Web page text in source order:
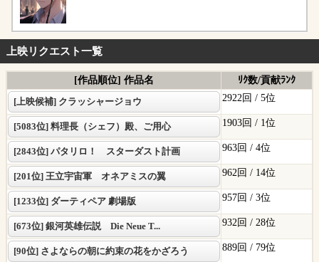
上映リクエスト一覧
[作品順位] 作品名
ﾘｸ数/貢献ﾗﾝｸ
[上映候補] クラッシャージョウ
2922回 / 5位
[5083位] 料理長（シェフ）殿、ご用心 1903回 / 1位
[2843位] パタリロ！ スターダスト計画 963回 / 4位
[201位] 王立宇宙軍 オネアミスの翼 962回 / 14位
[1233位] ダーティペア 劇場版 957回 / 3位
[673位] 銀河英雄伝説 Die Neue T... 932回 / 28位
[90位] さよならの朝に約束の花をかざろう 889回 / 79位